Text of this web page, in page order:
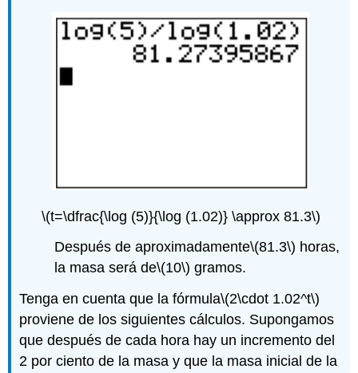
\(t=\dfrac{\log (5)}{\log (1.02)} \approx 81.3\)
Después de aproximadamente\(81.3\) horas,
la masa será de\(10\) gramos.
Tenga en cuenta que la fórmula\(2\cdot 1.02^t\)
proviene de los siguientes cálculos. Supongamos
que después de cada hora hay un incremento del
2 por ciento de la masa y que la masa inicial de la